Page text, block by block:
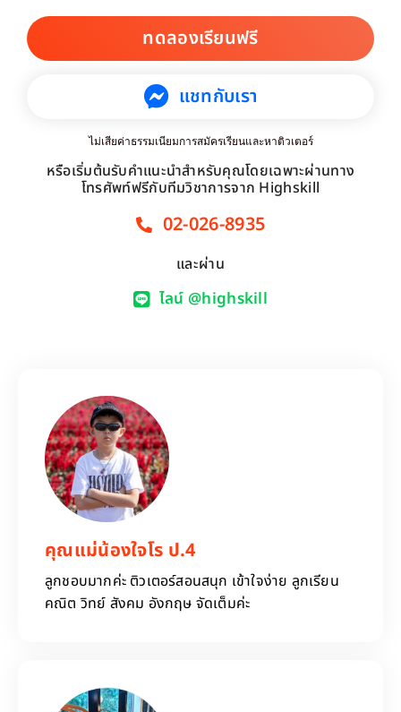
ทดลองเรียนฟรี
แชทกับเรา
ไม่เสียค่าธรรมเนียมการสมัครเรียนและหาติวเตอร์
หรือเริ่มต้นรับคำแนะนำสำหรับคุณโดยเฉพาะผ่านทาง
โทรศัพท์ฟรีกับทีมวิชาการจาก Highskill
02-026-8935
และผ่าน
ไลน์ @highskill
คุณแม่น้องใจโร ป.4
ลูกชอบมากค่ะ ติวเตอร์สอนสนุก เข้าใจง่าย ลูกเรียน
คณิต วิทย์ สังคม อังกฤษ จัดเต็มค่ะ